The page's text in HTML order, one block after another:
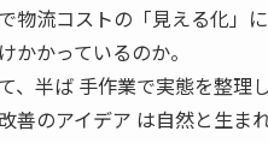
物流コストの「見える化」に
かかっているのか。
、半ば 手作業で実態を整理し
善のアイデア は自然と生ま